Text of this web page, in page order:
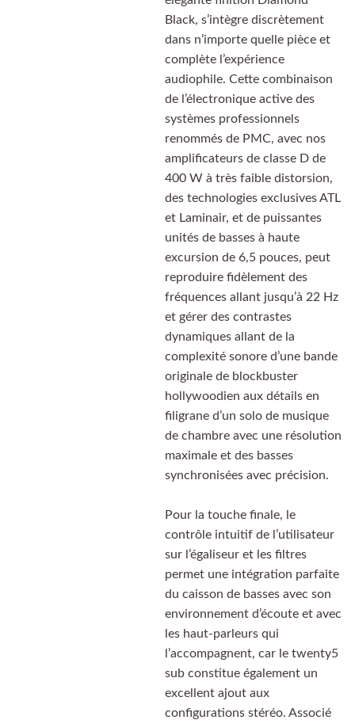
Black, s’intègre discrètement
dans n’importe quelle pièce et
complète l’expérience
audiophile. Cette combinaison
de l’électronique active des
systèmes professionnels
renommés de PMC, avec nos
amplificateurs de classe D de
400 W à très faible distorsion,
des technologies exclusives ATL
et Laminair, et de puissantes
unités de basses à haute
excursion de 6,5 pouces, peut
reproduire fidèlement des
fréquences allant jusqu’à 22 Hz
et gérer des contrastes
dynamiques allant de la
complexité sonore d’une bande
originale de blockbuster
hollywoodien aux détails en
filigrane d’un solo de musique
de chambre avec une résolution
maximale et des basses
synchronisées avec précision.
Pour la touche finale, le
contrôle intuitif de l’utilisateur
sur l’égaliseur et les filtres
permet une intégration parfaite
du caisson de basses avec son
environnement d’écoute et avec
les haut-parleurs qui
l’accompagnent, car le twenty5
sub constitue également un
excellent ajout aux
configurations stéréo. Associé